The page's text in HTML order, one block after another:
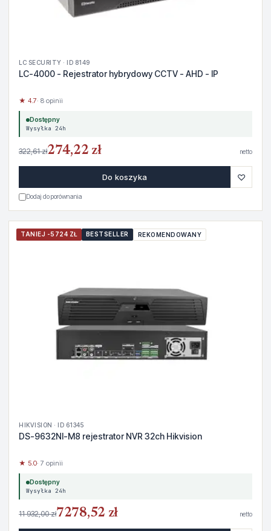
LC SECURITY · ID 8149
LC-4000 - Rejestrator hybrydowy CCTV - AHD - IP
★ 4.7· 8 opinii
Dostępny
Wysyłka 24h
322,61 zł274,22 zł netto
Do koszyka ♡
Dodaj do porównania
TANIEJ -5724 ZŁ BESTSELLER REKOMENDOWANY
HIKVISION · ID 61345
DS-9632NI-M8 rejestrator NVR 32ch Hikvision
★ 5.0· 7 opinii
Dostępny
Wysyłka 24h
11 932,00 zł7278,52 zł netto